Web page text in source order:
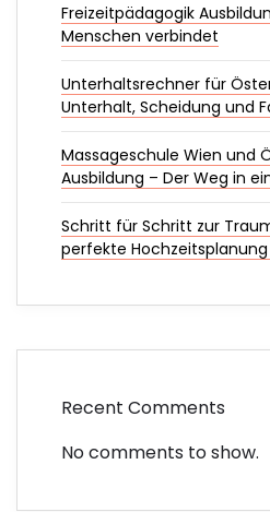
Freizeitpädagogik
Menschen verbindet
Unterhaltsrechner für
Unterhalt, Scheidung und
Massageschule Wien und
Ausbildung – Der Weg in
Schritt für Schritt zur
perfekte
Recent Comments
No comments to show.